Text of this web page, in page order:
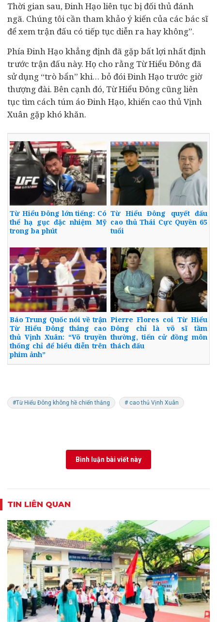
Thời gian sau, Đinh Hạo liên tục bị đối thủ đánh
ngã. Chúng tôi cần tham khảo ý kiến của các bác sĩ
để xem trận đấu có tiếp tục diễn ra hay không”.
Phía Đinh Hạo khẳng định đã gặp bất lợi nhất định
trước trận đấu này. Họ cho rằng Từ Hiểu Đông đã
sử dụng “trò bẩn” khi… bỏ đói Đinh Hạo trước giờ
thượng đài. Bên cạnh đó, Từ Hiểu Đông cũng liên
tục tìm cách túm áo Đinh Hạo, khiến cao thủ Vịnh
Xuân gặp khó khăn.
Từ Hiểu Đông lớn tiếng: Có
thể hạ gục đặc nhiệm Mỹ
trong ba phút
Từ Hiểu Đông quyết đấu
cao thủ Thái Cực Quyền 65
tuổi
Báo Trung Quốc nói về trận
Từ Hiểu Đông thắng cao
thủ Vịnh Xuân: “Võ truyền
thống chỉ để biểu diễn trên
phim ảnh”
Pierre Flores coi Từ Hiểu
Đông chỉ là võ sĩ tầm
thường, tiến cử đồng môn
thách đấu
#Từ Hiểu Đông không hề chiến thắng # cao thủ Vịnh Xuân
Bình luận bài viết này
TIN LIÊN QUAN